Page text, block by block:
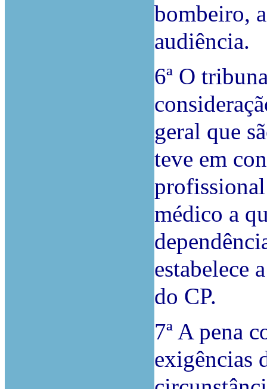
bombeiro,
audiência.
6ª O
geral que
teve em
médico a
estabelece
do CP.
7ª A pena
exigências